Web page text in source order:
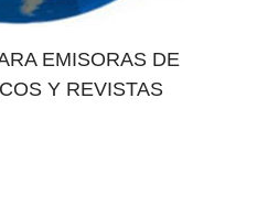
EMISORAS DE
Y REVISTAS